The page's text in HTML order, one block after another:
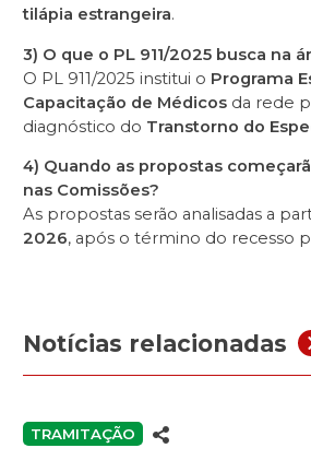
tilápia estrangeira.
3) O que o PL 911/2025 busca na
O PL 911/2025 institui o Programa
Capacitação de Médicos da rede
diagnóstico do Transtorno do
4) Quando as propostas
nas Comissões?
As propostas serão analisadas a
2026, após o término do recesso
Notícias relacionadas
TRAMITAÇÃO